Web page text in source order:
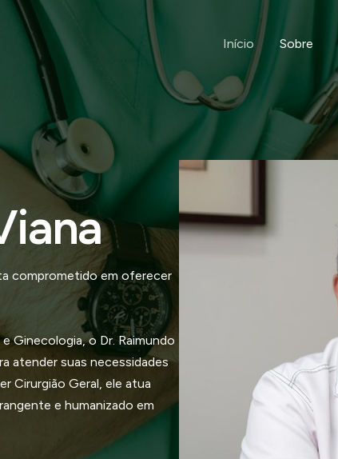
Início Sobre
comprometido em oferecer
Ginecologia, o Dr. Raimundo
atender suas necessidades
Cirurgião Geral, ele atua
e humanizado em